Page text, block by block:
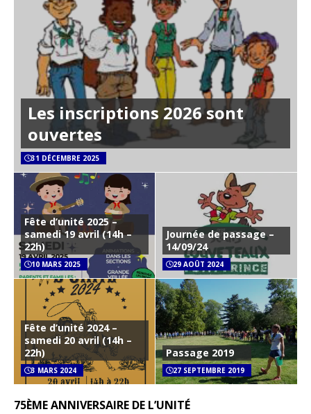
Les inscriptions 2026 sont
ouvertes
31 DÉCEMBRE 2025
Fête d’unité 2025 –
samedi 19 avril (14h –
22h)
10 MARS 2025
Journée de passage –
14/09/24
29 AOÛT 2024
Fête d’unité 2024 –
samedi 20 avril (14h –
22h)
3 MARS 2024
Passage 2019
27 SEPTEMBRE 2019
75ÈME ANNIVERSAIRE DE L’UNITÉ